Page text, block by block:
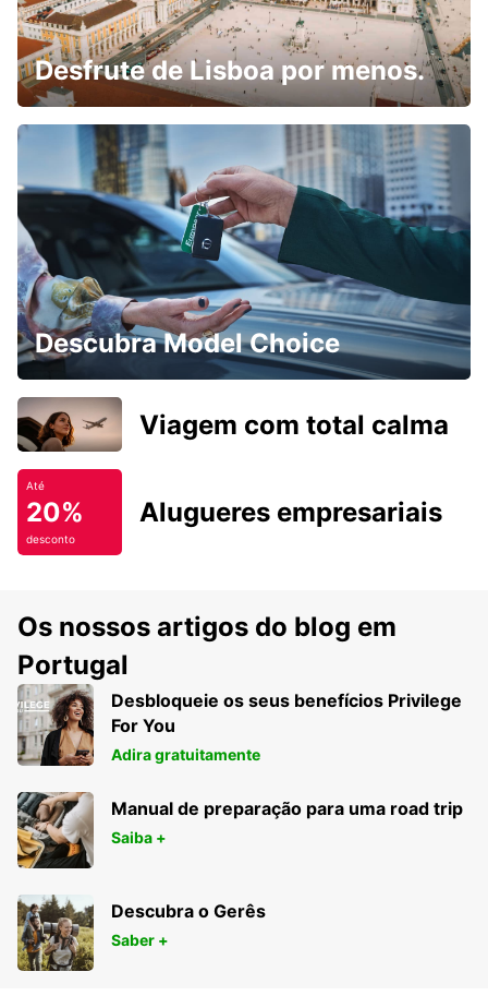
Desfrute de Lisboa por menos.
Descubra Model Choice
Viagem com total calma
Até
20%
desconto
Alugueres empresariais
Os nossos artigos do blog em
Portugal
Desbloqueie os seus benefícios Privilege
For You
Adira gratuitamente
Manual de preparação para uma road trip
Saiba +
Descubra o Gerês
Saber +